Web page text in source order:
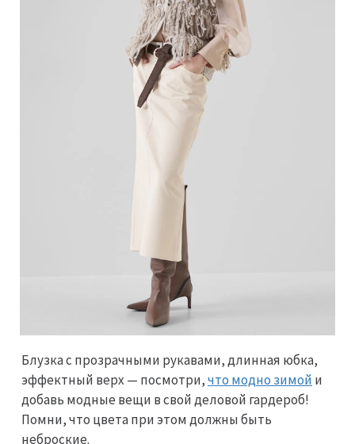
Блузка с прозрачными рукавами, длинная юбка,
эффектный верх — посмотри,что модно зимой и
добавь модные вещи в свой деловой гардероб!
Помни, что цвета при этом должны быть
неброские.